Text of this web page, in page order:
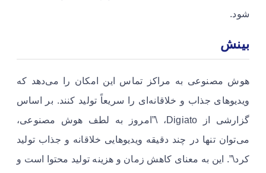
شود.
بینش
هوش مصنوعی به مراکز تماس این امکان را می‌دهد که
ویدیوهای جذاب و خلاقانه‌ای را سریعاً تولید کنند. بر اساس
گزارشی از Digiato، \”امروز به لطف هوش مصنوعی،
می‌توان تنها در چند دقیقه ویدیوهایی خلاقانه و جذاب تولید
کرد\”. این به معنای کاهش زمان و هزینه تولید محتوا است و